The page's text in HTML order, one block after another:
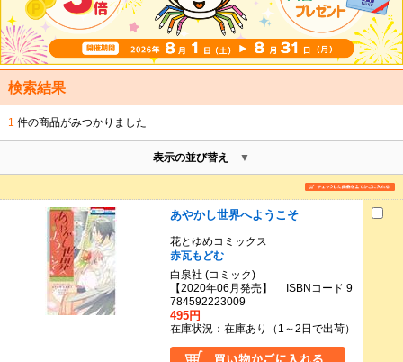
検索結果
1 件の商品がみつかりました
表示の並び替え
あやかし世界へようこそ
花とゆめコミックス
赤瓦もどむ
白泉社 (コミック)
【2020年06月発売】 ISBNコード 9
784592223009
495円
在庫状況：在庫あり（1～2日で出荷）